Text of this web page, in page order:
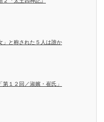
」と称された５人は誰か
１２回／淑嬪・崔氏」